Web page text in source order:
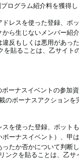
ログラム紹介料を獲得し
レスを使った登録、ボ
ら生じないメンバー紹
反もしくは悪用があっ
貼ることは、乙サイト
ボーナスイベントの参加
のボーナスアクションを
を使った登録、ボット
ーナスイベント）、甲
たか否かについて判断し
ンクを貼ることは、乙